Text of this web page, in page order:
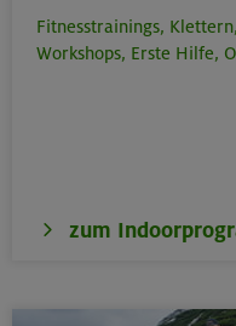
Fitnesstrainings, Klettern,
Workshops, Erste Hilfe,
zum